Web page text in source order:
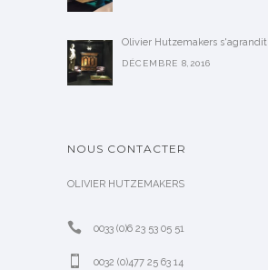
Olivier Hutzemakers s'agrandit
DÉCEMBRE 8,2016
NOUS CONTACTER
OLIVIER HUTZEMAKERS
0033 (0)6 23 53 05 51
0032 (0)477 25 63 14